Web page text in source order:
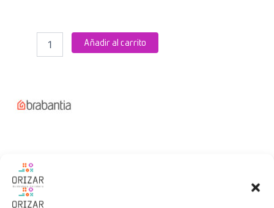
Añadir al carrito
Descripción